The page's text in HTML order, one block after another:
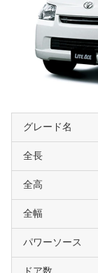
グレード名
全長
全高
全幅
パワーソース